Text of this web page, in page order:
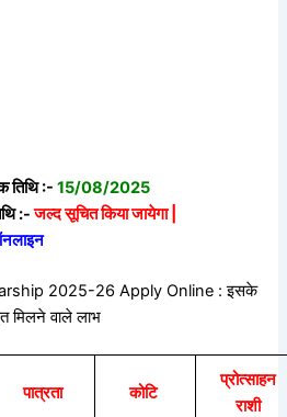
तिथि :-15/08/2025
:-जल्द सूचित किया जायेगा |
2025-26 Apply Online : इसके
मिलने वाले लाभ
पात्रता कोटि
प्रोत्साहन
राशी